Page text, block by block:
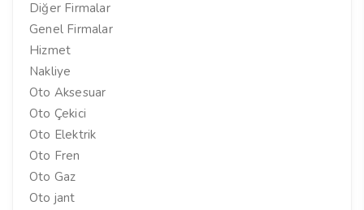
Diğer Firmalar
Genel Firmalar
Hizmet
Nakliye
Oto Aksesuar
Oto Çekici
Oto Elektrik
Oto Fren
Oto Gaz
Oto jant